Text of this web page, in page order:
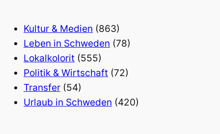
Kultur & Medien (863)
Leben in Schweden (78)
Lokalkolorit (555)
Politik & Wirtschaft (72)
Transfer (54)
Urlaub in Schweden (420)